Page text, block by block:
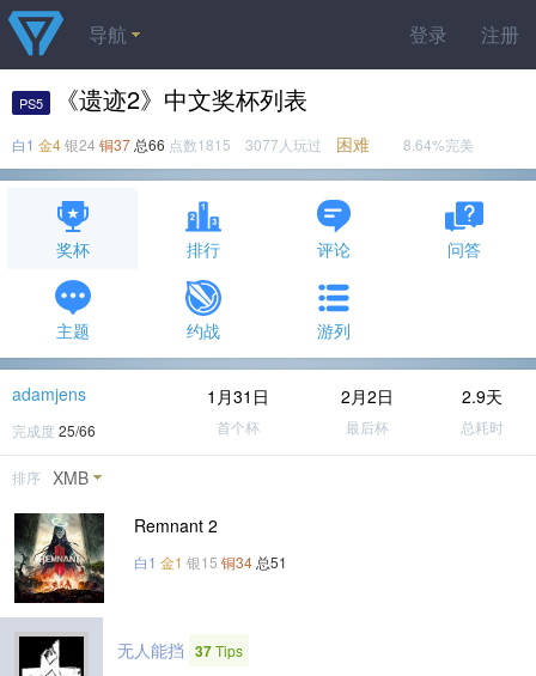
登录 注册
导航
PS5 《遗迹2》中文奖杯列表
白1 金4银24 铜37 总66 点数1815 3077人玩过 困难 8.64%完美
奖杯 排行 评论 问答
主题 约战 游列
adamjens
完成度 25/66
1月31日
首个杯
2月2日
最后杯
2.9天
总耗时
排序 XMB
Remnant 2
白1 金1 银15 铜34 总51
无人能挡 37Tips